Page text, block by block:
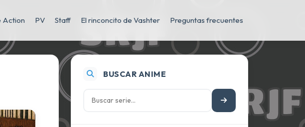
Action PV Staff El rinconcito de Vashter Preguntas frecuentes
BUSCAR ANIME